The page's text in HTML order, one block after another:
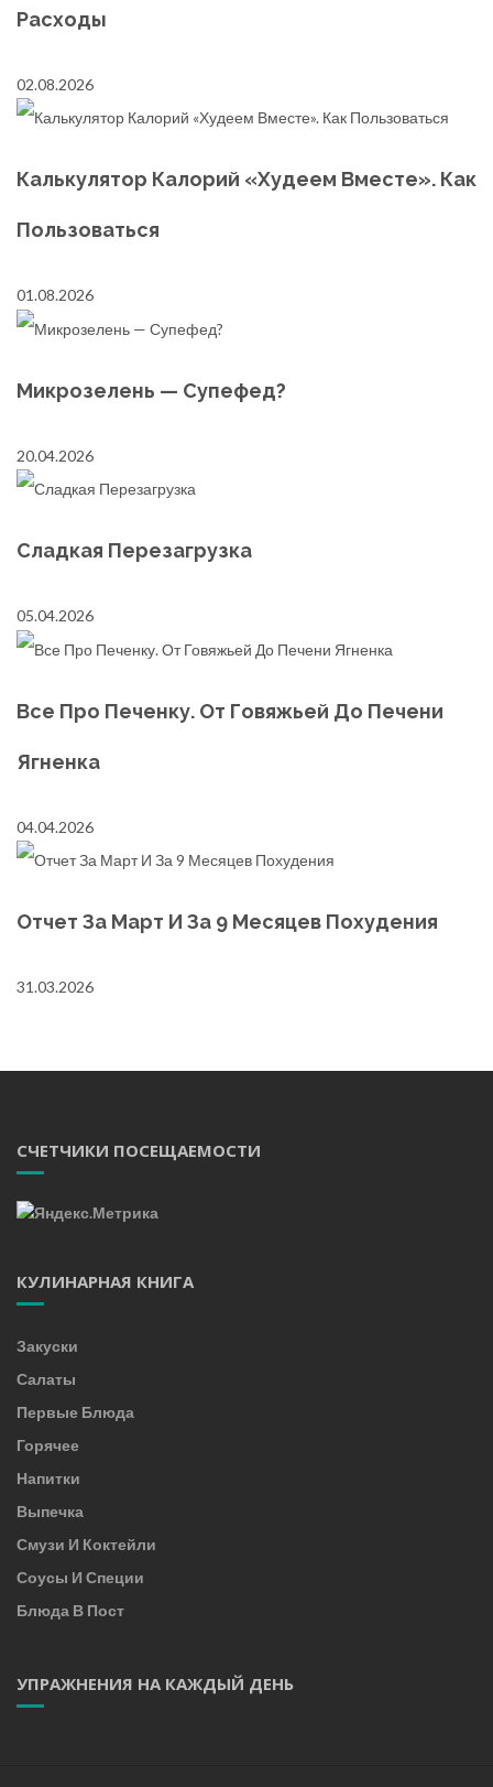
Расходы
02.08.2026
Калькулятор Калорий «Худеем Вместе». Как
Пользоваться
01.08.2026
Микрозелень — Супефед?
20.04.2026
Сладкая Перезагрузка
05.04.2026
Все Про Печенку. От Говяжьей До Печени
Ягненка
04.04.2026
Отчет За Март И За 9 Месяцев Похудения
31.03.2026
СЧЕТЧИКИ ПОСЕЩАЕМОСТИ
КУЛИНАРНАЯ КНИГА
Закуски
Салаты
Первые Блюда
Горячее
Напитки
Выпечка
Смузи И Коктейли
Соусы И Специи
Блюда В Пост
УПРАЖНЕНИЯ НА КАЖДЫЙ ДЕНЬ